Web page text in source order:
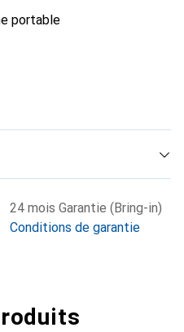
portable
24 mois Garantie (Bring-in)
Conditions de garantie